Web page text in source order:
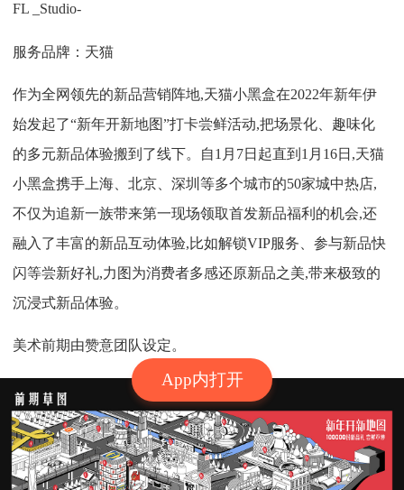
App内打开
FL _Studio-
服务品牌：天猫
作为全网领先的新品营销阵地,天猫小黑盒在2022年新年伊
始发起了“新年开新地图”打卡尝鲜活动,把场景化、趣味化
的多元新品体验搬到了线下。自1月7日起直到1月16日,天猫
小黑盒携手上海、北京、深圳等多个城市的50家城中热店,
不仅为追新一族带来第一现场领取首发新品福利的机会,还
融入了丰富的新品互动体验,比如解锁VIP服务、参与新品快
闪等尝新好礼,力图为消费者多感还原新品之美,带来极致的
沉浸式新品体验。
美术前期由赞意团队设定。